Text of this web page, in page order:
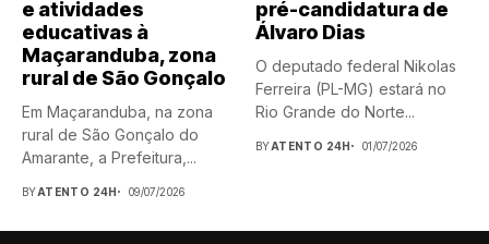
e atividades
educativas à
Maçaranduba, zona
rural de São Gonçalo
Em Maçaranduba, na zona
rural de São Gonçalo do
Amarante, a Prefeitura,...
BYATENTO 24H 09/07/2026
pré-candidatura de
Álvaro Dias
O deputado federal Nikolas
Ferreira (PL-MG) estará no
Rio Grande do Norte...
BYATENTO 24H 01/07/2026